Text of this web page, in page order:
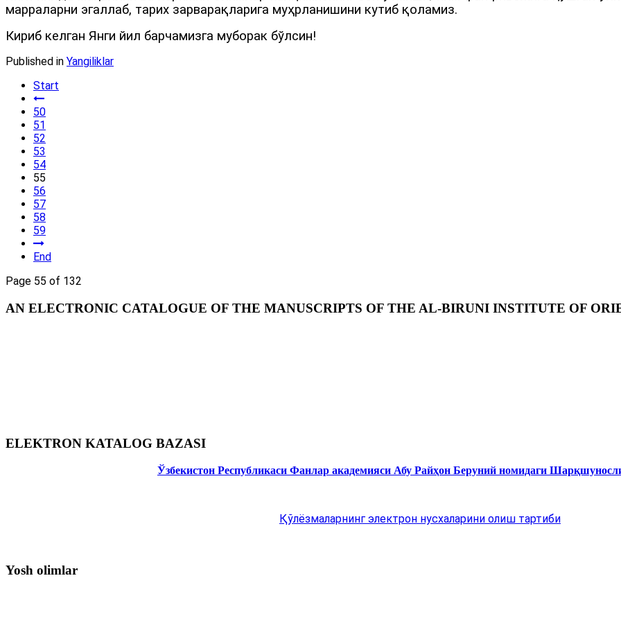
марраларни эгаллаб, тарих зарварақларига муҳрланишини кутиб қоламиз.
Кириб келган Янги йил барчамизга муборак бўлсин!
Published in Yangiliklar
Start
50
51
52
53
54
55
56
57
58
59
End
Page 55 of 132
AN ELECTRONIC CATALOGUE OF THE MANUSCRIPTS OF THE AL-BIRUNI INSTITUTE OF
ELEKTRON KATALOG BAZASI
Ўзбекистон Республикаси Фанлар академияси Абу Райҳон Беруний номидаги
Қўлёзмаларнинг электрон нусхаларини олиш тартиби
Yosh olimlar